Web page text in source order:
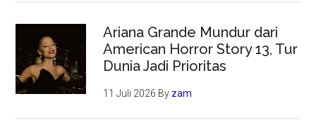
Ariana Grande Mundur dari
American Horror Story 13, Tur
Dunia Jadi Prioritas
11 Juli 2026 By zam